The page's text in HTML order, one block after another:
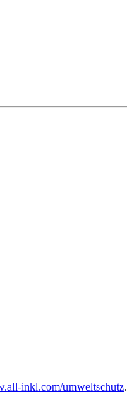
inkl.com/umweltschutz.